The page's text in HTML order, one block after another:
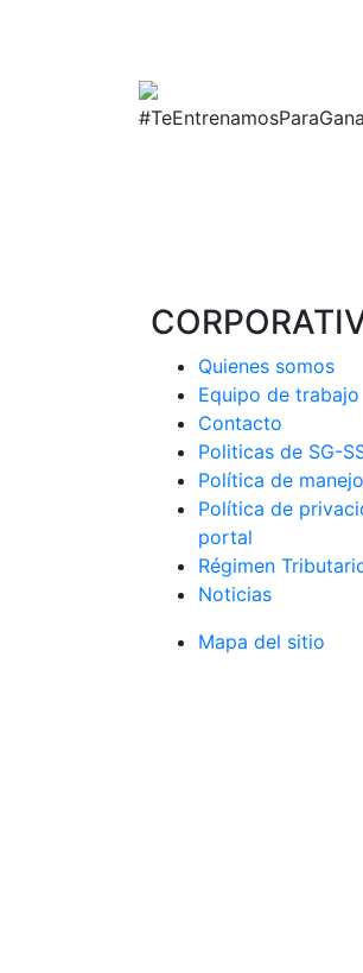
Quienes somos
Equipo de trabajo
Contacto
Politicas de SG-
Política de
Política de
portal
Régimen
Noticias
Mapa del sitio